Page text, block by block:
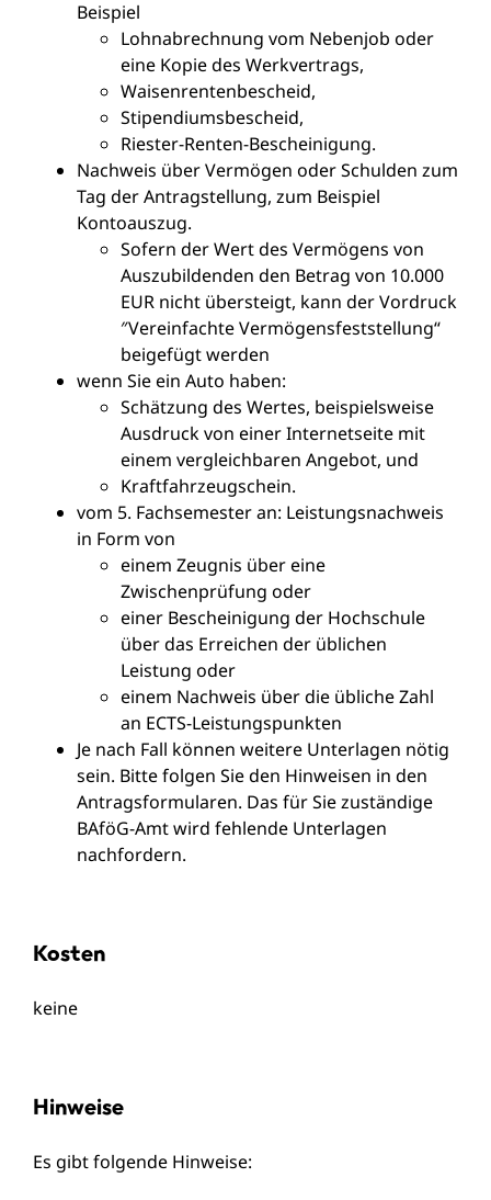
Beispiel
Lohnabrechnung vom Nebenjob oder
eine Kopie des Werkvertrags,
Waisenrentenbescheid,
Stipendiumsbescheid,
Riester-Renten-Bescheinigung.
Nachweis über Vermögen oder Schulden zum
Tag der Antragstellung, zum Beispiel
Kontoauszug.
Sofern der Wert des Vermögens von
Auszubildenden den Betrag von 10.000
EUR nicht übersteigt, kann der Vordruck
″Vereinfachte Vermögensfeststellung“
beigefügt werden
wenn Sie ein Auto haben:
Schätzung des Wertes, beispielsweise
Ausdruck von einer Internetseite mit
einem vergleichbaren Angebot, und
Kraftfahrzeugschein.
vom 5. Fachsemester an: Leistungsnachweis
in Form von
einem Zeugnis über eine
Zwischenprüfung oder
einer Bescheinigung der Hochschule
über das Erreichen der üblichen
Leistung oder
einem Nachweis über die übliche Zahl
an ECTS-Leistungspunkten
Je nach Fall können weitere Unterlagen nötig
sein. Bitte folgen Sie den Hinweisen in den
Antragsformularen. Das für Sie zuständige
BAföG-Amt wird fehlende Unterlagen
nachfordern.
Kosten
keine
Hinweise
Es gibt folgende Hinweise: